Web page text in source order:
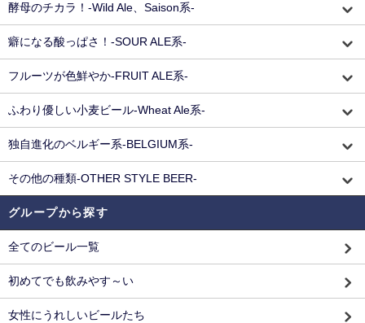
酵母のチカラ！-Wild Ale、Saison系-
癖になる酸っぱさ！-SOUR ALE系-
フルーツが色鮮やか-FRUIT ALE系-
ふわり優しい小麦ビール-Wheat Ale系-
独自進化のベルギー系-BELGIUM系-
その他の種類-OTHER STYLE BEER-
グループから探す
全てのビール一覧
初めてでも飲みやす～い
女性にうれしいビールたち